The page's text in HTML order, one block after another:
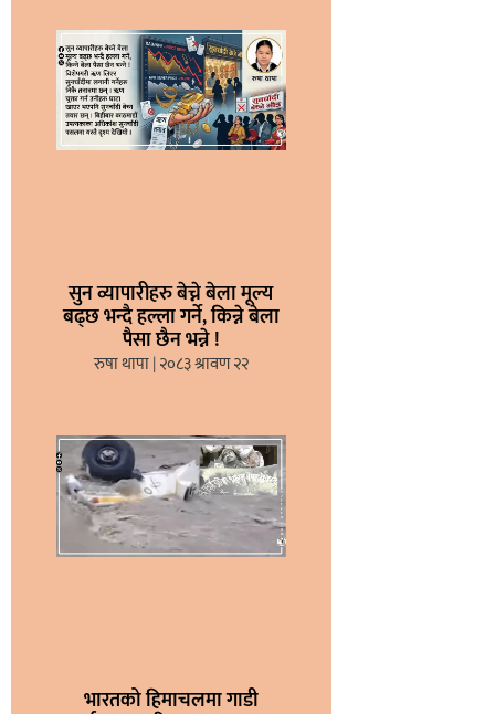
सुन व्यापारीहरु बेच्ने बेला मूल्य
बढ्छ भन्दै हल्ला गर्ने, किन्ने बेला
पैसा छैन भन्ने !
रुषा थापा २०८३ श्रावण २२
भारतको हिमाचलमा गाडी